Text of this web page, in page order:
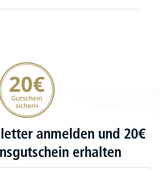
20€ Gutschein sichern
anmelden und 20€
erhalten